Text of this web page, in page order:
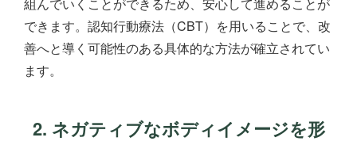
できます。認知行動療法（CBT）を用いることで、改
善へと導く可能性のある具体的な方法が確立されてい
ます。
2. ネガティブなボディイメージを形